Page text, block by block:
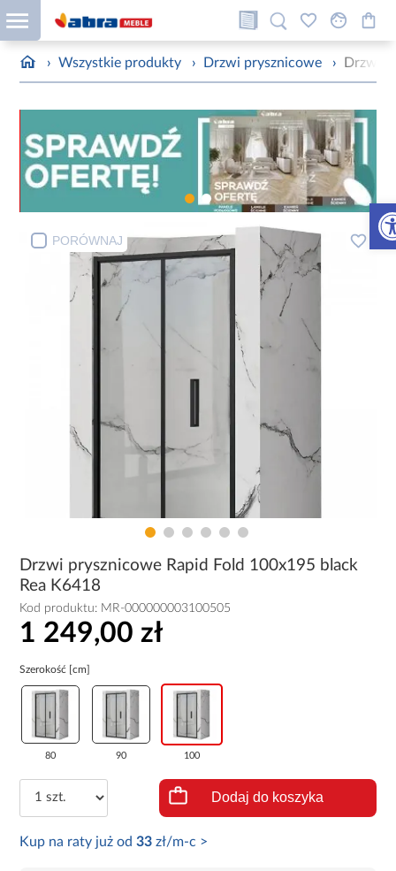
› Wszystkie produkty › Drzwi prysznicowe › Drzwi
PORÓWNAJ
Drzwi prysznicowe Rapid Fold 100x195 black
Rea K6418
Kod produktu: MR-000000003100505
1 249,00 zł
Szerokość [cm]
80 90 100
Dodaj do koszyka
Kup na raty już od33 zł/m-c >